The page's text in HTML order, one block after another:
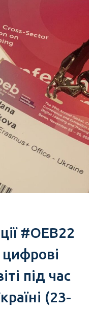
#OEB22
цифрові
під час
(23-